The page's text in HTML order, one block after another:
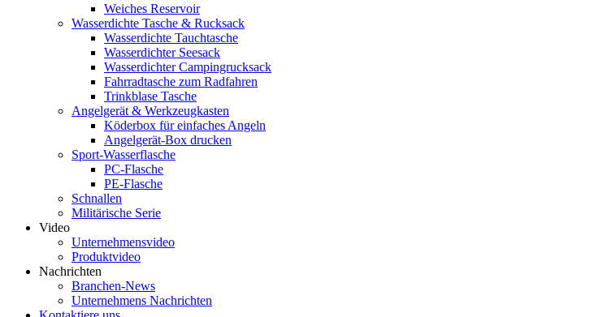
Weiches Reservoir
Wasserdichte Tasche & Rucksack
Wasserdichte Tauchtasche
Wasserdichter Seesack
Wasserdichter Campingrucksack
Fahrradtasche zum Radfahren
Trinkblase Tasche
Angelgerät & Werkzeugkasten
Köderbox für einfaches Angeln
Angelgerät-Box drucken
Sport-Wasserflasche
PC-Flasche
PE-Flasche
Schnallen
Militärische Serie
Video
Unternehmensvideo
Produktvideo
Nachrichten
Branchen-News
Unternehmens Nachrichten